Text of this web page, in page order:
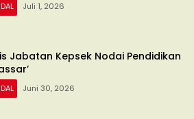
Juli 1, 2026
Jabatan Kepsek Nodai Pendidikan
Juni 30, 2026